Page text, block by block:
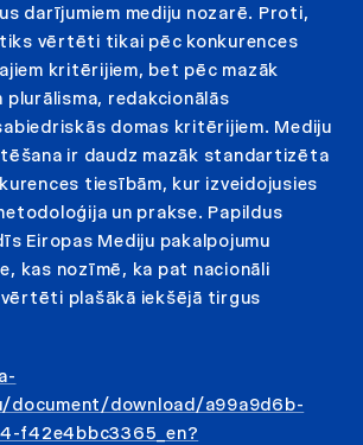
darījumiem mediju nozarē. Proti,
vērtēti tikai pēc konkurences
kritērijiem, bet pēc mazāk
plurālisma, redakcionālās
domas kritērijiem. Mediju
ir daudz mazāk standartizēta
tiesībām, kur izveidojusies
un prakse. Papildus
Eiropas Mediju pakalpojumu
kas nozīmē, ka pat nacionāli
plašākā iekšējā tirgus
document/download/a99a9d6b-
f42e4bbc3365_en?